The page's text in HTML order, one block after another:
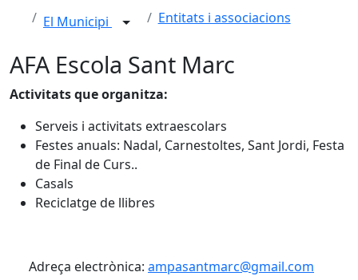
El Municipi Entitats i associacions
AFA Escola Sant Marc
Activitats que organitza:
Serveis i activitats extraescolars
Festes anuals: Nadal, Carnestoltes, Sant Jordi, Festa
de Final de Curs..
Casals
Reciclatge de llibres
Adreça electrònica: ampasantmarc@gmail.com